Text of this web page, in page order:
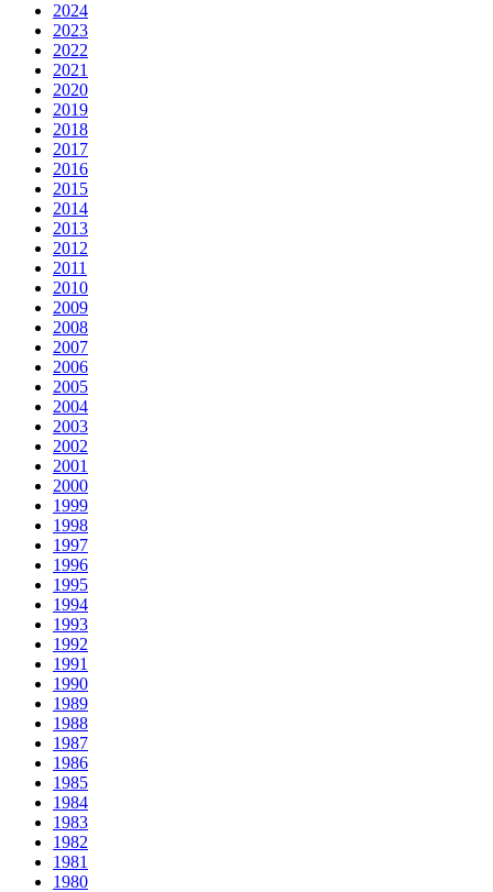
2024
2023
2022
2021
2020
2019
2018
2017
2016
2015
2014
2013
2012
2011
2010
2009
2008
2007
2006
2005
2004
2003
2002
2001
2000
1999
1998
1997
1996
1995
1994
1993
1992
1991
1990
1989
1988
1987
1986
1985
1984
1983
1982
1981
1980